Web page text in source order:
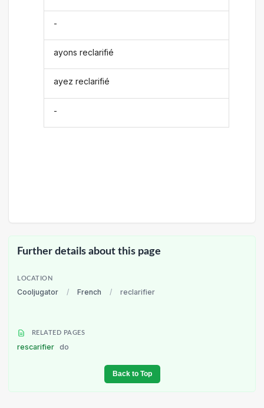
-
ayons reclarifié
ayez reclarifié
-
Further details about this page
LOCATION
Cooljugator / French / reclarifier
RELATED PAGES
rescarifier do
Back to Top